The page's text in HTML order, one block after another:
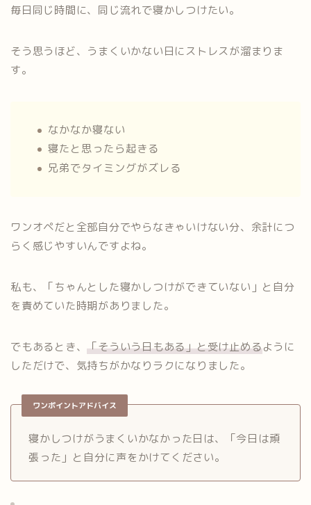
毎日同じ時間に、同じ流れで寝かしつけたい。
そう思うほど、うまくいかない日にストレスが溜まりま
す。
なかなか寝ない
寝たと思ったら起きる
兄弟でタイミングがズレる
ワンオペだと全部自分でやらなきゃいけない分、余計につ
らく感じやすいんですよね。
私も、「ちゃんとした寝かしつけができていない」と自分
を責めていた時期がありました。
でもあるとき、「そういう日もある」と受け止めるように
しただけで、気持ちがかなりラクになりました。
ワンポイントアドバイス
寝かしつけがうまくいかなかった日は、「今日は頑
張った」と自分に声をかけてください。